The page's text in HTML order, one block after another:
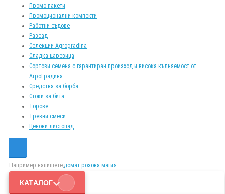
Промо пакети
Промоционални компекти
Работни съдове
Разсад
Селекции Agrogradina
Сладка царевица
Сортови семена с гарантиран произход и висока кълняемост от
АгроГрадина
Средства за борба
Стоки за бита
Торове
Тревни смеси
Ценови листопад
Например напишете,домат розова магия
КАТАЛОГ